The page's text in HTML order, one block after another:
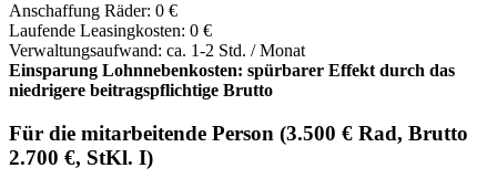
Anschaffung Räder: 0 €
Laufende Leasingkosten: 0 €
Verwaltungsaufwand: ca. 1-2 Std. / Monat
Einsparung Lohnnebenkosten: spürbarer Effekt durch das
niedrigere beitragspflichtige Brutto
Für die mitarbeitende Person (3.500 € Rad, Brutto
2.700 €, StKl. I)